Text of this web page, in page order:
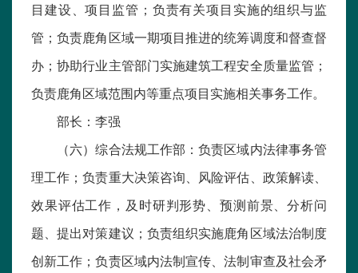
目建设、项目监管；负责有关项目实施的组织与监
管；负责鹿角区域一期项目推进的统筹调度和督查督
办；协助行业主管部门实施建筑工程安全质量监管；
负责鹿角区域范围内等重点项目实施相关事务工作。
部长：李强
（六）综合法规工作部：负责区域内法律事务管
理工作；负责重大决策咨询、风险评估、政策解读、
效果评估工作，及时研判形势、预测前景、分析问
题、提出对策建议；负责组织实施鹿角区域法治制度
创新工作；负责区域内法制宣传、法制审查及社会矛